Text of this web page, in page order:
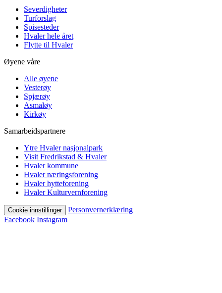
Severdigheter
Turforslag
Spisesteder
Hvaler hele året
Flytte til Hvaler
Øyene våre
Alle øyene
Vesterøy
Spjærøy
Asmaløy
Kirkøy
Samarbeidspartnere
Ytre Hvaler nasjonalpark
Visit Fredrikstad & Hvaler
Hvaler kommune
Hvaler næringsforening
Hvaler hytteforening
Hvaler Kulturvernforening
Cookie innstillinger
Personvernerklæring
Facebook Instagram